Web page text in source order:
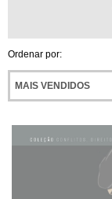
Ordenar por: